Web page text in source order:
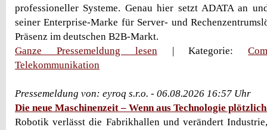
professioneller Systeme. Genau hier setzt ADATA an
seiner Enterprise-Marke für Server- und
Präsenz im deutschen B2B-Markt.
Ganze Pressemeldung lesen| Kategorie:
Telekommunikation
Pressemeldung von: eyroq s.r.o. - 06.08.2026 16:57 Uhr
Die neue Maschinenzeit – Wenn aus Technologie
Robotik verlässt die Fabrikhallen und verändert